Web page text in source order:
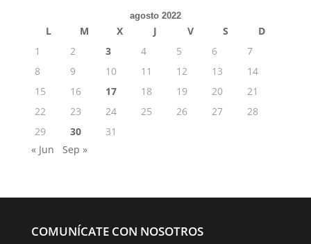
agosto 2022
L M X J V S
D
1
2 3 4 5 6
7
8
9 10 11 12 13
14
15
16 17 18 19 20
21
22
23 24 25 26 27
28
29
30
31
« Jun
Sep »
COMUNÍCATE CON NOSOTROS